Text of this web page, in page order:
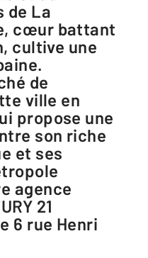
de La
cœur battant
cultive une
de
ville en
propose une
son riche
et ses
agence
21
6 rue Henri